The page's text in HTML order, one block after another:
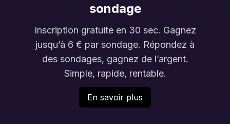
sondage
Inscription gratuite en 30 sec. Gagnez
jusqu’à 6 € par sondage. Répondez à
des sondages, gagnez de l’argent.
Simple, rapide, rentable.
En savoir plus